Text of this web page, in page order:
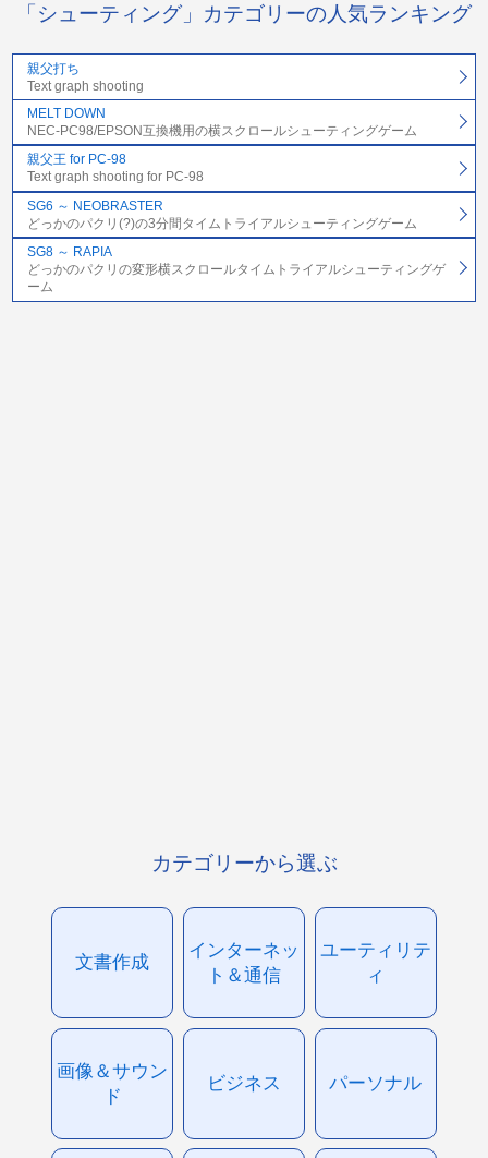
「シューティング」カテゴリーの人気ランキング
親父打ち
Text graph shooting
MELT DOWN
NEC-PC98/EPSON互換機用の横スクロールシューティングゲーム
親父王 for PC-98
Text graph shooting for PC-98
SG6 ～ NEOBRASTER
どっかのパクリ(?)の3分間タイムトライアルシューティングゲーム
SG8 ～ RAPIA
どっかのパクリの変形横スクロールタイムトライアルシューティングゲ
ーム
カテゴリーから選ぶ
文書作成
インターネッ
ト＆通信
ユーティリテ
ィ
画像＆サウン
ド
ビジネス パーソナル